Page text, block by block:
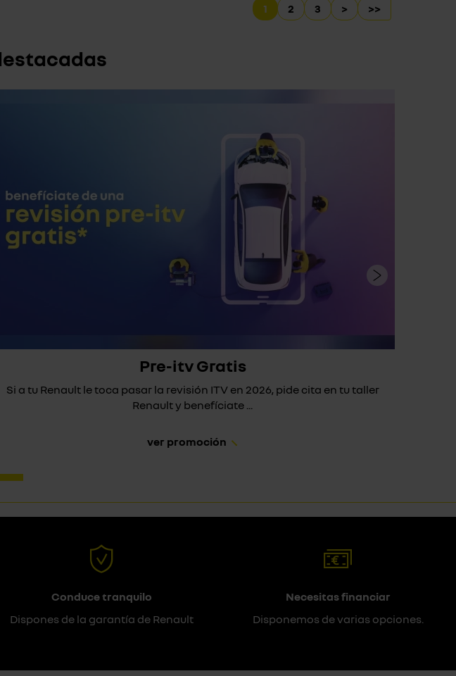
1 2 3 > >>
Pre-itv Gratis
Si a tu Renault le toca pasar la revisión ITV en 2026, pide cita en tu taller
Renault y benefíciate ...
ver promoción
Conduce tranquilo
Dispones de la garantía de Renault
Necesitas financiar
Disponemos de varias opciones.